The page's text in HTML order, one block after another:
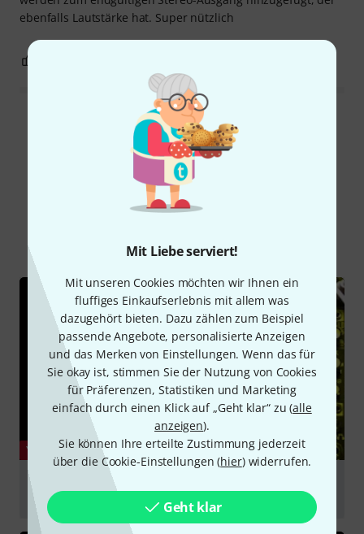
Mit Liebe serviert!
Mit unseren Cookies möchten wir Ihnen ein
fluffiges Einkaufserlebnis mit allem was
dazugehört bieten. Dazu zählen zum Beispiel
passende Angebote, personalisierte Anzeigen
und das Merken von Einstellungen. Wenn das für
Sie okay ist, stimmen Sie der Nutzung von Cookies
für Präferenzen, Statistiken und Marketing
einfach durch einen Klick auf „Geht klar“ zu (alle
anzeigen).
Sie können Ihre erteilte Zustimmung jederzeit
über die Cookie-Einstellungen (hier) widerrufen.
Geht klar
ebenfalls Lautstärke hat. Super nützlich
Alle Bewertungen lesen
Schon gewusst?
YOUTUBE
Makenoise | Mimeophon, X-Pan, XOH |
Superbooth19
abspielen